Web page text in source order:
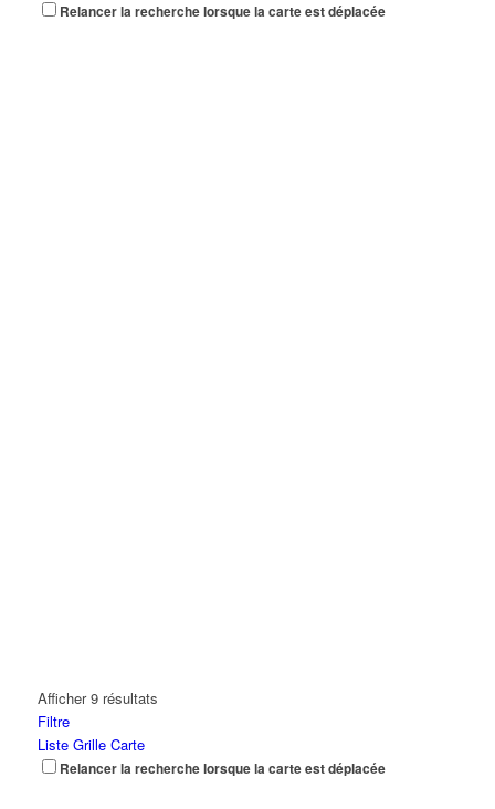
Relancer la recherche lorsque la carte est déplacée
Afficher 9 résultats
Filtre
Liste Grille Carte
Relancer la recherche lorsque la carte est déplacée